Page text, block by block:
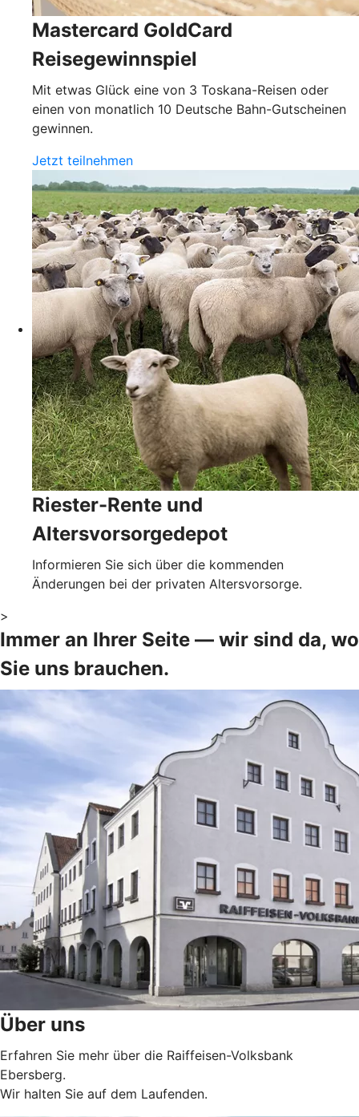
Mastercard GoldCard
Reisegewinnspiel
Mit etwas Glück eine von 3 Toskana-Reisen oder
einen von monatlich 10 Deutsche Bahn-Gutscheinen
gewinnen.
Jetzt teilnehmen
Riester-Rente und
Altersvorsorgedepot
Informieren Sie sich über die kommenden
Änderungen bei der privaten Altersvorsorge.
>
Immer an Ihrer Seite — wir sind da, wo
Sie uns brauchen.
Über uns
Erfahren Sie mehr über die Raiffeisen-Volksbank
Ebersberg.
Wir halten Sie auf dem Laufenden.